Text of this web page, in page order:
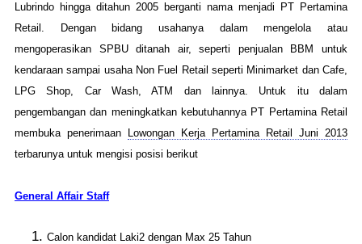
Lubrindo hingga ditahun 2005 berganti nama menjadi PT Pertamina
Retail. Dengan bidang usahanya dalam mengelola atau
mengoperasikan SPBU ditanah air, seperti penjualan BBM untuk
kendaraan sampai usaha Non Fuel Retail seperti Minimarket dan Cafe,
LPG Shop, Car Wash, ATM dan lainnya. Untuk itu dalam
pengembangan dan meningkatkan kebutuhannya PT Pertamina Retail
membuka penerimaan
Lowongan Kerja Pertamina Retail Juni 2013
terbarunya untuk mengisi posisi berikut
General Affair Staff
Calon kandidat Laki2 dengan Max 25 Tahun